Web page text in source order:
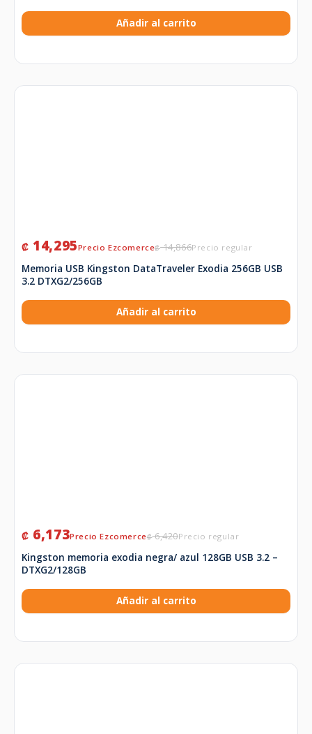
Añadir al carrito
₡14,866
₡ 14,295
Memoria USB Kingston DataTraveler Exodia 256GB USB
3.2 DTXG2/256GB
Añadir al carrito
₡6,420
₡ 6,173
Kingston memoria exodia negra/ azul 128GB USB 3.2 –
DTXG2/128GB
Añadir al carrito